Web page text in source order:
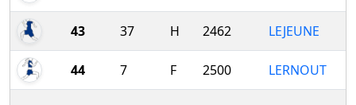
43 37 H 2462 LEJEUNE
44 7 F 2500 LERNOUT